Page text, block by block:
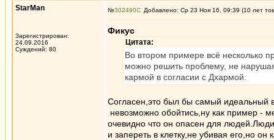
StarMan
Зарегистрирован:
24.09.2016
Суждений: 80
№302490 Добавлено: Ср 23 Ноя 16, 09:39 (10 лет
Фикус
Цитата:
Во втором примере всё несколько
можно решить проблему, не
кармой в согласии с Дхармой.
Согласен,это был бы самый идеальный
невозможно обойтись,ну как пример -
очевидно что он опасен для
и запереть в клетку,не убивая его,но